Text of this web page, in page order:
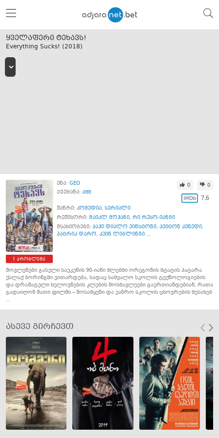
ყველაფერი ტეხავს!
Everything Sucks! (2018)
პრობლემა
ენა: GEO
ქვეყანა: აშშ
0 0
7.6
ჟანრი: კომედია, სერიალი
რეჟისორი: მაიკლ მოჰანი, რი რუსო-იანგი
მსახიობები: ჯაჰი დიალო უინსტონი, პეიტონ კენედი,
პატრიკ დარო, კუინ ლიბლინგი ...
მოვლენები გასული საუკუნის 90-იანი წლებში ორეგონის შტატის პატარა
ქალაქ ბორინგში ვითარდება, სადაც საშვალო სკოლის ტექნოლოგიების
და დრამატული ხელოვნების კლუბის მოსწავლეები გაერთიანდებიან, რათა
გადაიღონ მათი ფილმი – მოსაწყენი და უაზრო სკოლის ცხოვრების შესახებ
...
ასევე გირჩევთ